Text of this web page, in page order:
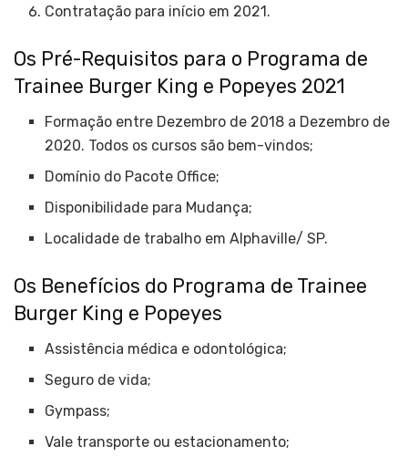
Contratação para início em 2021.
Os Pré-Requisitos para o Programa de
Trainee Burger King e Popeyes 2021
Formação entre Dezembro de 2018 a Dezembro de
2020. Todos os cursos são bem-vindos;
Domínio do Pacote Office;
Disponibilidade para Mudança;
Localidade de trabalho em Alphaville/ SP.
Os Benefícios do Programa de Trainee
Burger King e Popeyes
Assistência médica e odontológica;
Seguro de vida;
Gympass;
Vale transporte ou estacionamento;